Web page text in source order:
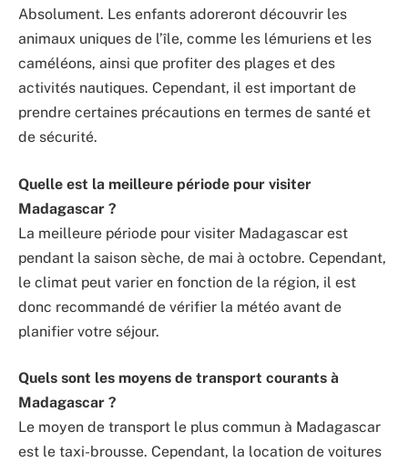
Absolument. Les enfants adoreront découvrir les
animaux uniques de l’île, comme les lémuriens et les
caméléons, ainsi que profiter des plages et des
activités nautiques. Cependant, il est important de
prendre certaines précautions en termes de santé et
de sécurité.
Quelle est la meilleure période pour visiter
Madagascar ?
La meilleure période pour visiter Madagascar est
pendant la saison sèche, de mai à octobre. Cependant,
le climat peut varier en fonction de la région, il est
donc recommandé de vérifier la météo avant de
planifier votre séjour.
Quels sont les moyens de transport courants à
Madagascar ?
Le moyen de transport le plus commun à Madagascar
est le taxi-brousse. Cependant, la location de voitures